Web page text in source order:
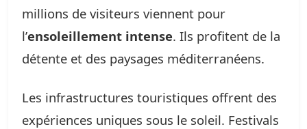
millions de visiteurs viennent pour
l’ensoleillement intense. Ils profitent de la
détente et des paysages méditerranéens.
Les infrastructures touristiques offrent des
expériences uniques sous le soleil. Festivals